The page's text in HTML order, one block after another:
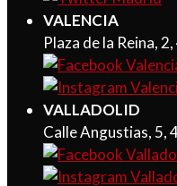
VALENCIA
Plaza de la Reina,
VALLADOLID
Calle Angustias, 5,